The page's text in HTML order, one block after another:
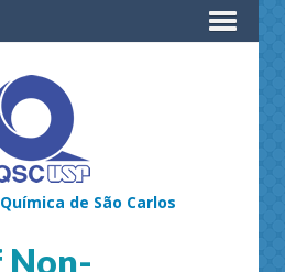
de São Carlos
Non-